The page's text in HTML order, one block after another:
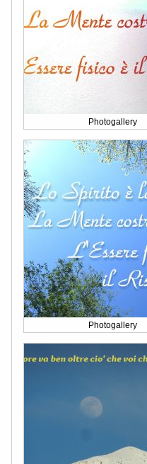
Photogallery
Photogallery